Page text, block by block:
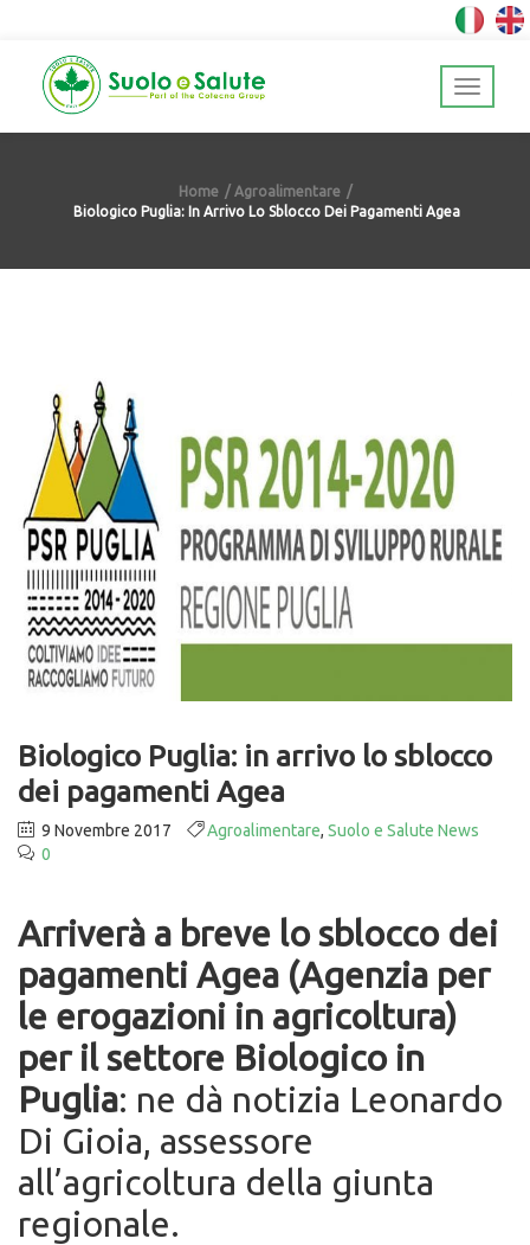
Home
Agroalimentare
Biologico Puglia: In Arrivo Lo Sblocco Dei Pagamenti Agea
Biologico Puglia: in arrivo lo sblocco
dei pagamenti Agea
9 Novembre 2017 Agroalimentare, Suolo e Salute News
0
Arriverà a breve lo sblocco dei
pagamenti Agea (Agenzia per
le erogazioni in agricoltura)
per il settore Biologico in
Puglia: ne dà notizia Leonardo
Di Gioia, assessore
all’agricoltura della giunta
regionale.